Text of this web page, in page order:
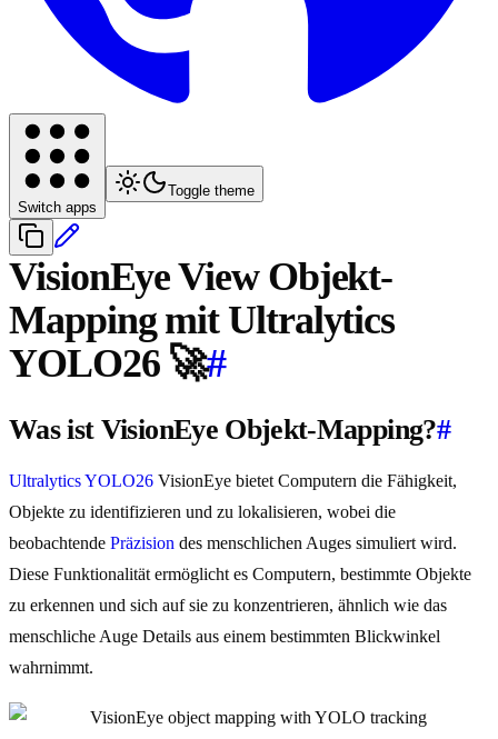
Switch apps
Toggle theme
VisionEye View Objekt-
Mapping mit Ultralytics
YOLO26 🚀#
Was ist VisionEye Objekt-Mapping?#
Ultralytics YOLO26 VisionEye bietet Computern die Fähigkeit,
Objekte zu identifizieren und zu lokalisieren, wobei die
beobachtende Präzision des menschlichen Auges simuliert wird.
Diese Funktionalität ermöglicht es Computern, bestimmte Objekte
zu erkennen und sich auf sie zu konzentrieren, ähnlich wie das
menschliche Auge Details aus einem bestimmten Blickwinkel
wahrnimmt.